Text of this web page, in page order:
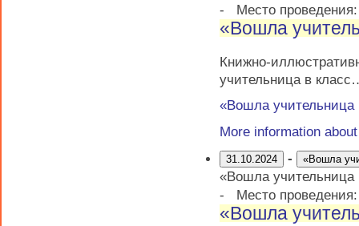
-
Место
«Вошла
Книжно-
учительница в
«Вошла
More information
31.10.2024 - «Вошла
«Вошла
-
Место
«Вошла